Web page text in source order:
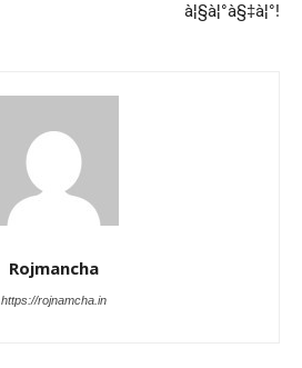
à¦§à¦°à§‡à¦°!
Rojmancha
https://rojnamcha.in